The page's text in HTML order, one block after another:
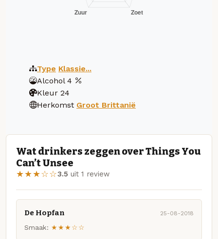
Type Klassie...
Alcohol 4
Kleur 24
Herkomst Groot Brittanië
Wat drinkers zeggen over Things You
Can’t Unsee
★★★☆☆3.5 uit 1 review
De Hopfan 25-08-2018
Smaak: ★★★☆☆